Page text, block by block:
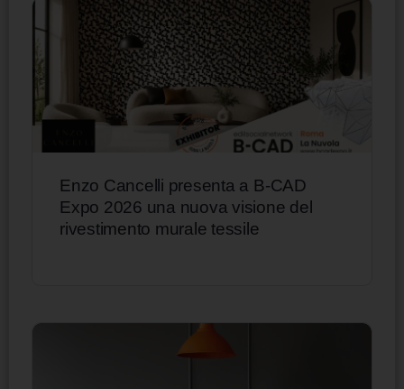
Enzo Cancelli presenta a B-CAD
Expo 2026 una nuova visione del
rivestimento murale tessile